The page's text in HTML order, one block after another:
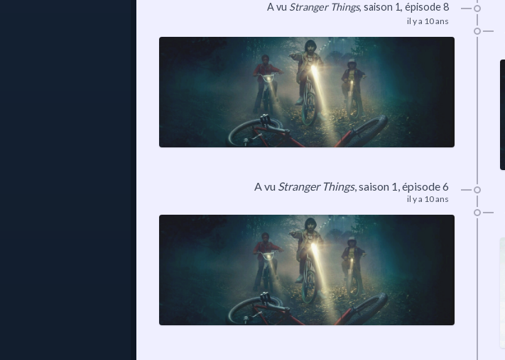
A vu Stranger Things, saison 1, épisode 8
il y a 10 ans
A vu Stranger Things, saison 1, épisode 6
il y a 10 ans